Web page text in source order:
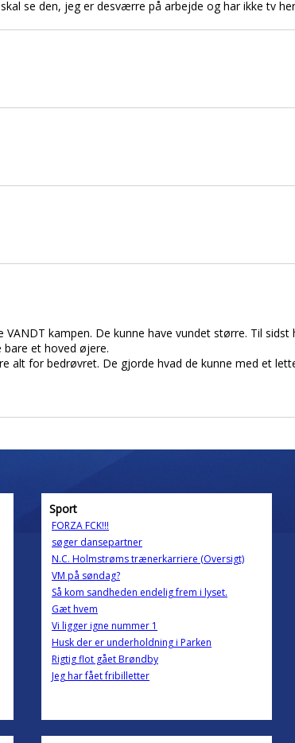
se den, jeg er desværre på arbejde og har ikke tv
kampen. De kunne have vundet større. Til
et hoved øjere.
alt for bedrøvret. De gjorde hvad de kunne med et
Sport
FORZA FCK!!!
søger dansepartner
N.C. Holmstrøms trænerkarriere (Oversigt)
VM på søndag?
Så kom sandheden endelig frem i lyset.
Gæt hvem
Vi ligger igne nummer 1
Husk der er underholdning i Parken
Rigtig flot gået Brøndby
Jeg har fået fribilletter